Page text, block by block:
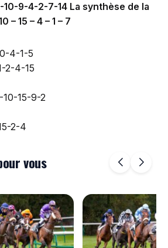
10-9-4-2-7-14 La synthèse de la
– 15 – 4 – 1 – 7
4-1-5
2-4-15
10-15-9-2
2-4
vous